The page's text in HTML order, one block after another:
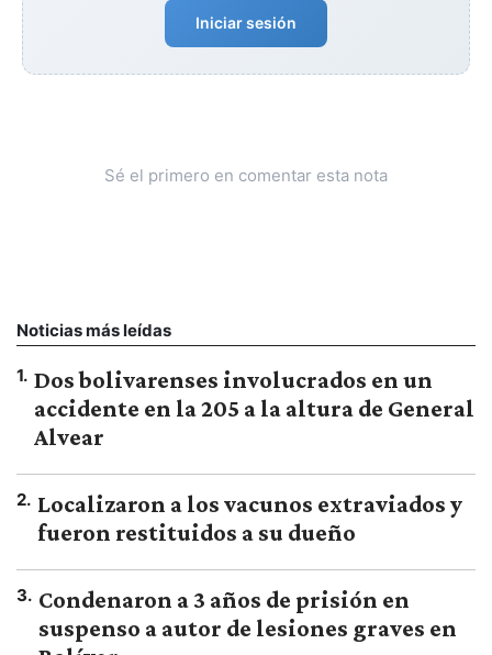
Iniciar sesión
Sé el primero en comentar esta nota
Noticias más leídas
1. Dos bolivarenses involucrados en un
accidente en la 205 a la altura de General
Alvear
2. Localizaron a los vacunos extraviados y
fueron restituidos a su dueño
3. Condenaron a 3 años de prisión en
suspenso a autor de lesiones graves en